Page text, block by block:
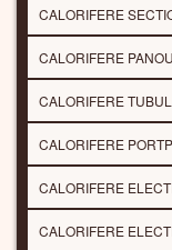
CALORIFERE
CALORIFERE PANOU
CALORIFERE
CALORIFERE
CALORIFERE
CALORIFERE